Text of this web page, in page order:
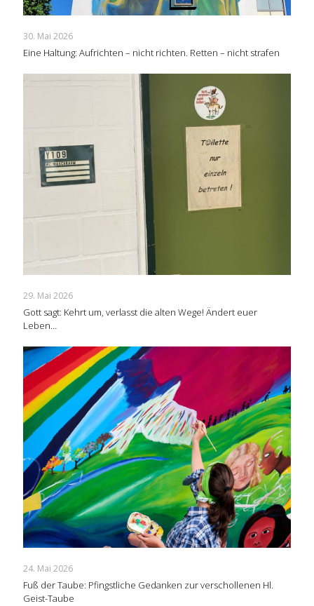
30. Mai 2026
Eine Haltung: Aufrichten – nicht richten. Retten – nicht strafen
29. Mai 2026
Gott sagt: Kehrt um, verlasst die alten Wege! Ändert euer
Leben…
24. Mai 2026
Fuß der Taube: Pfingstliche Gedanken zur verschollenen Hl.
Geist-Taube